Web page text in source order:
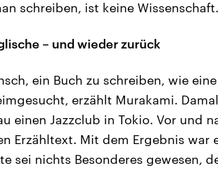
schreiben, ist keine
– und wieder zurück
ein Buch zu schreiben, wie
erzählt Murakami.
einen Jazzclub in Tokio. Vor und
Erzähltext. Mit dem Ergebnis
sei nichts Besonderes gewesen,